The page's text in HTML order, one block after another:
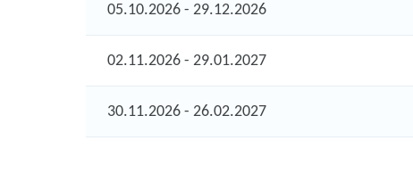
05.10.2026 - 29.12.2026
02.11.2026 - 29.01.2027
30.11.2026 - 26.02.2027